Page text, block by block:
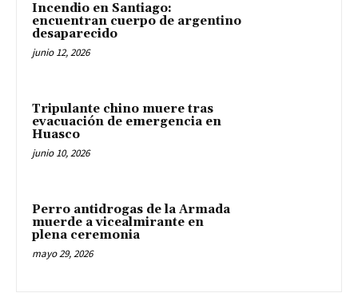
Incendio en Santiago:
encuentran cuerpo de argentino
desaparecido
junio 12, 2026
Tripulante chino muere tras
evacuación de emergencia en
Huasco
junio 10, 2026
Perro antidrogas de la Armada
muerde a vicealmirante en
plena ceremonia
mayo 29, 2026